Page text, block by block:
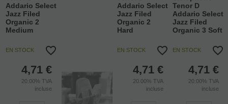
Addario Select
Jazz Filed
Organic 2
Medium
EN STOCK
4,71 €
20.00%TVA
incluse
Addario Select
Jazz Filed
Organic 2
Hard
EN STOCK
4,71 €
20.00% TVA
incluse
Tenor D
Addario Select
Jazz Filed
Organic 3 Soft
EN STOCK
4,71 €
20.00%TVA
incluse